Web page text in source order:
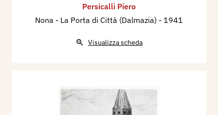
Persicalli Piero
Nona - La Porta di Città (Dalmazia) - 1941
Visualizza scheda